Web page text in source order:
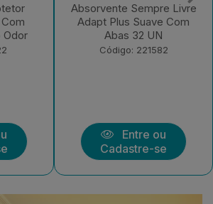
Odor
Absorvente Sempre Livre
Adapt Plus Suave Com
Abas 32 UN
Código: 221582
Entre ou
Cadastre-se